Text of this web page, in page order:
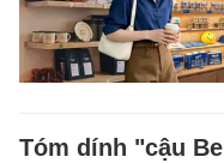
Tóm dính "cậu